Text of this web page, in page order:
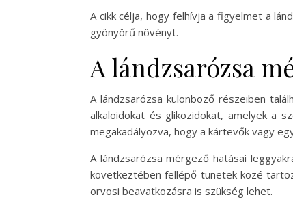
A cikk célja, hogy felhívja a figyelmet a
gyönyörű növényt.
A lándzsarózsa
A lándzsarózsa különböző részeiben
alkaloidokat és glikozidokat, amelyek a
megakadályozva, hogy a kártevők vagy
A lándzsarózsa mérgező hatásai
következtében fellépő tünetek közé
orvosi beavatkozásra is szükség lehet.